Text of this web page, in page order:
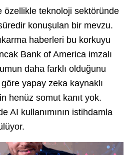
özellikle teknoloji sektöründe
konuşulan bir mevzu.
haberleri bu korkuyu
Bank of America imzalı
daha farklı olduğunu
yapay zeka kaynaklı
henüz somut kanıt yok.
AI kullanımının istihdamla